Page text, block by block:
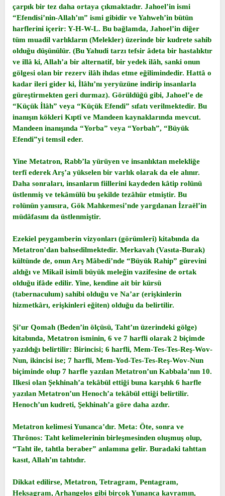
çarpık bir tez daha ortaya çıkmaktadır. Jahoel’in ismi
“Efendisi’nin-Allah’ın” ismi gibidir ve Yahweh’in bütün
harflerini içerir: Y-H-W-L. Bu bağlamda, Jahoel’in diğer
tüm muadil varlıkların (Melekler) üzerinde bir kudrete sahib
olduğu düşünülür. (Bu Yahudi tarzı tefsir âdeta bir hastalıktır
ve illâ ki, Allah’a bir alternatif, bir yedek ilâh, sanki onun
gölgesi olan bir rezerv ilâh ihdas etme eğilimindedir. Hattâ o
kadar ileri gider ki, İlâhı’nı yeryüzüne indirip insanlarla
güreştirmekten geri durmaz). Görüldüğü gibi, Jahoel’e de
“Küçük İlâh” veya “Küçük Efendi” sıfatı verilmektedir. Bu
inanışın kökleri Kıptî ve Mandeen kaynaklarında mevcut.
Mandeen inanışında “Yorba” veya “Yorbah”, “Büyük
Efendi”yi temsil eder.
Yine Metatron, Rabb’la yürüyen ve insanlıktan melekliğe
terfî ederek Arş’a yükselen bir varlık olarak da ele alınır.
Daha sonraları, insanların fiillerini kaydeden kâtip rolünü
üstlenmiş ve tekâmülü bu şekilde tezâhür etmiştir. Bu
rolünün yanısıra, Gök Mahkemesi’nde yargılanan İzraël’in
müdâfasını da üstlenmiştir.
Ezekiel peygamberin vizyonları (görümleri) kitabında da
Metatron’dan bahsedilmektedir. Merkavah (Vasıta-Burak)
kültünde de, onun Arş Mâbedi’nde “Büyük Rahip” gürevini
aldığı ve Mikail isimli büyük meleğin vazifesine de ortak
olduğu ifâde edilir. Yine, kendine ait bir kürsü
(tabernaculum) sahibi olduğu ve Na’ar (erişkinlerin
hizmetkârı, erişkinleri eğiten) olduğu da belirtilir.
Şi’ur Qomah (Beden’in ölçüsü, Taht’ın üzerindeki gölge)
kitabında, Metatron isminin, 6 ve 7 harfli olarak 2 biçimde
yazıldığı belirtilir: Birincisi; 6 harfli, Mem-Tes-Tes-Reş-Wov-
Nun, ikincisi ise; 7 harfli, Mem-Yod-Tes-Tes-Reş-Wov-Nun
biçiminde olup 7 harfle yazılan Metatron’un Kabbala’nın 10.
Ilkesi olan Şekhinah’a tekâbül ettiği buna karşılık 6 harfle
yazılan Metatron’un Henoch’a tekâbül ettiği belirtilir.
Henoch’un kudreti, Şekhinah’a göre daha azdır.
Metatron kelimesi Yunanca’dır. Meta: Öte, sonra ve
Thrônos: Taht kelimelerinin birleşmesinden oluşmuş olup,
“Taht ile, tahtla beraber” anlamına gelir. Buradaki tahttan
kasıt, Allah’ın tahtıdır.
Dikkat edilirse, Metatron, Tetragram, Pentagram,
Heksagram, Arhangelos gibi birçok Yunanca kavramın,